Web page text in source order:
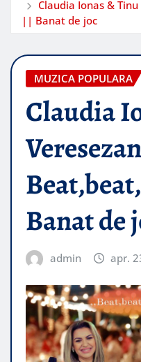
Claudia Ionas &
|| Banat de joc
MUZICA POPULARA
Claudia
Banat de
admin apr.